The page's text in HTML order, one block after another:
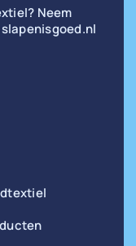
Neem